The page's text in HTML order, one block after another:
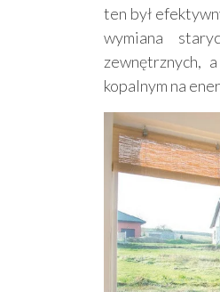
ten był
wymiana
zewnętrznych,
kopalnym na